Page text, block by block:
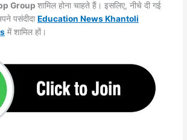
Groupशामिल होना चाहते हैं। इसलिए, नीचे दी गई
पसंदीदाEducation News Khantoli
में शामिल हों।